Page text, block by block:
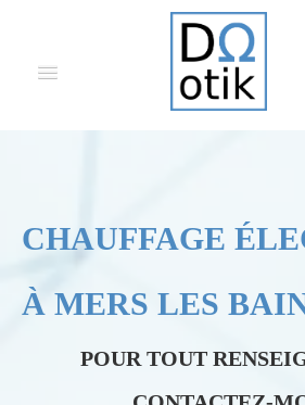
CHAUFFAGE
À MERS LES
POUR TOUT